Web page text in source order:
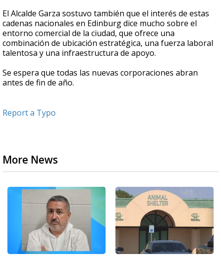
El Alcalde Garza sostuvo también que el interés de estas
cadenas nacionales en Edinburg dice mucho sobre el
entorno comercial de la ciudad, que ofrece una
combinación de ubicación estratégica, una fuerza laboral
talentosa y una infraestructura de apoyo.
Se espera que todas las nuevas corporaciones abran
antes de fin de año.
Report a Typo
More News